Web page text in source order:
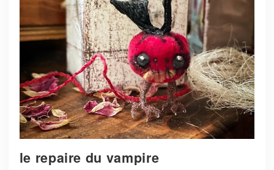
le repaire du vampire